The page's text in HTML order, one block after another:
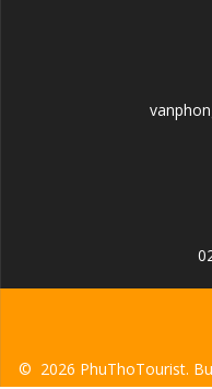
© 2026 PhuThoTourist.